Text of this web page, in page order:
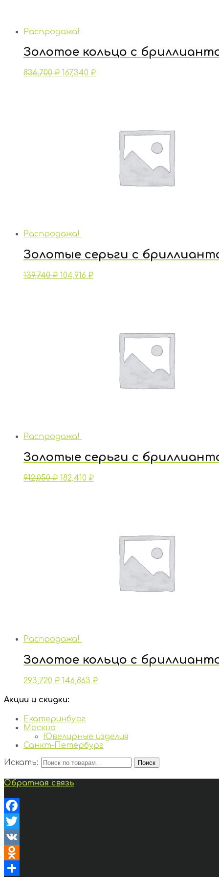
Распродажа!
Золотое кольцо с
836,700₽ 167,340 ₽
Распродажа!
Золотые серьги с
139,740₽ 104,916 ₽
Распродажа!
Золотые серьги с
912,050₽ 182,410 ₽
Распродажа!
Золотое кольцо с
293,720₽ 146,863 ₽
Акции и скидки:
Екатеринбург
Москва
Ювелирные изделия
Санкт-Петербург
Искать:
Поиск
Обратная связь
Facebook
Twitter
VK
Odnoklassniki